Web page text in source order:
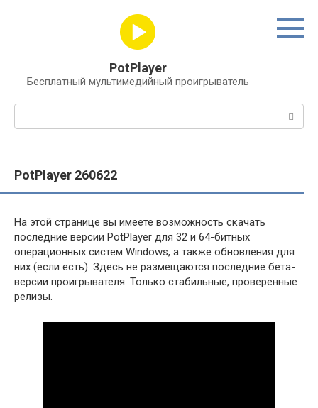
PotPlayer
Бесплатный мультимедийный проигрыватель
Поиск:
PotPlayer 260622
На этой странице вы имеете возможность скачать
последние версии PotPlayer для 32 и 64-битных
операционных систем Windows, а также обновления для
них (если есть). Здесь не размещаются последние бета-
версии проигрывателя. Только стабильные, проверенные
релизы.